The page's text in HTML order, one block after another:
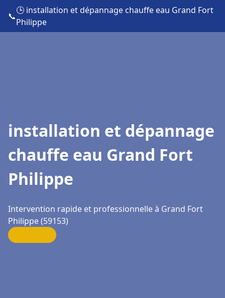
📞
🕒 installation et dépannage chauffe eau Grand Fort
Philippe
installation et dépannage
chauffe eau Grand Fort
Philippe
Intervention rapide et professionnelle à Grand Fort
Philippe (59153)